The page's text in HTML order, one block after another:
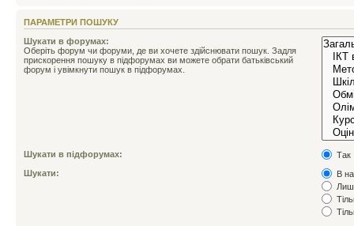
ПАРАМЕТРИ ПОШУКУ
Шукати в форумах:
Оберіть форум чи форуми, де ви хочете здійснювати пошук. Задля
прискорення пошуку в підфорумах ви можете обрати батьківський
форум і увімкнути пошук в підфорумах.
Шукати в підфорумах:
Так
Шукати:
В